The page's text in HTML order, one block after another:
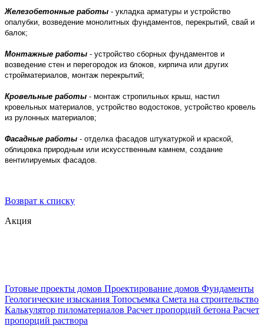
Железобетонные работы - укладка арматуры и устройство
опалубки, возведение монолитных фундаментов, перекрытий, свай и
балок;
Монтажные работы - устройство сборных фундаментов и
возведение стен и перегородок из блоков, кирпича или других
стройматериалов, монтаж перекрытий;
Кровельные работы - монтаж стропильных крыш, настил
кровельных материалов, устройство водостоков, устройство кровель
из рулонных материалов;
Фасадные работы - отделка фасадов штукатуркой и краской,
облицовка природным или искусственным камнем, создание
вентилируемых фасадов.
Возврат к списку
Акция
Готовые проекты домов Проектирование домов Фундаменты
Геологические изыскания Топосъемка Смета на строительство
Калькулятор пиломатериалов Расчет пропорций бетона Расчет
пропорций раствора